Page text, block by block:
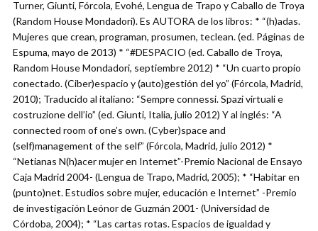
Turner, Giunti, Fórcola, Evohé, Lengua de Trapo y Caballo de Troya
(Random House Mondadori). Es AUTORA de los libros: * “(h)adas.
Mujeres que crean, programan, prosumen, teclean. (ed. Páginas de
Espuma, mayo de 2013) * “#DESPACIO (ed. Caballo de Troya,
Random House Mondadori, septiembre 2012) * “Un cuarto propio
conectado. (Ciber)espacio y (auto)gestión del yo” (Fórcola, Madrid,
2010); Traducido al italiano: “Sempre connessi. Spazi virtuali e
costruzione dell’io” (ed. Giunti, Italia, julio 2012) Y al inglés: “A
connected room of one’s own. (Cyber)space and
(self)management of the self” (Fórcola, Madrid, julio 2012) *
“Netianas N(h)acer mujer en Internet”-Premio Nacional de Ensayo
Caja Madrid 2004- (Lengua de Trapo, Madrid, 2005); * “Habitar en
(punto)net. Estudios sobre mujer, educación e Internet” -Premio
de investigación Leónor de Guzmán 2001- (Universidad de
Córdoba, 2004); * “Las cartas rotas. Espacios de igualdad y